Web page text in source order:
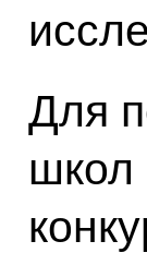
Для
школ